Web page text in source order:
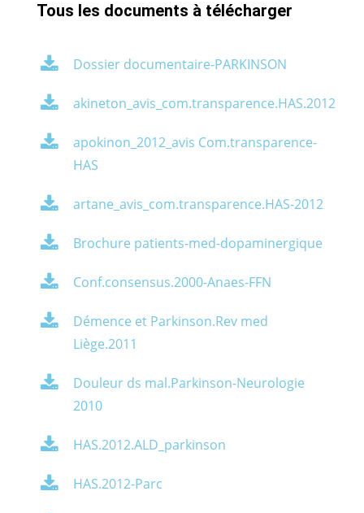
Tous les documents à télécharger
Dossier documentaire-PARKINSON
akineton_avis_com.transparence.HAS.2012
apokinon_2012_avis Com.transparence-
HAS
artane_avis_com.transparence.HAS-2012
Brochure patients-med-dopaminergique
Conf.consensus.2000-Anaes-FFN
Démence et Parkinson.Rev med
Liège.2011
Douleur ds mal.Parkinson-Neurologie
2010
HAS.2012.ALD_parkinson
HAS.2012-Parc